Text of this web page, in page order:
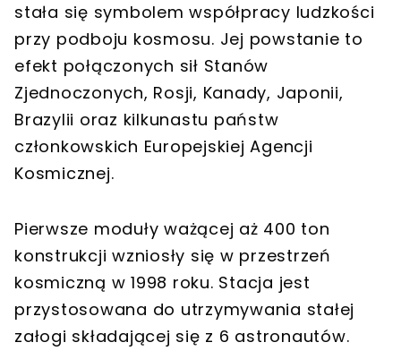
stała się symbolem współpracy ludzkości
przy podboju kosmosu. Jej powstanie to
efekt połączonych sił Stanów
Zjednoczonych, Rosji, Kanady, Japonii,
Brazylii oraz kilkunastu państw
członkowskich Europejskiej Agencji
Kosmicznej.
Pierwsze moduły ważącej aż 400 ton
konstrukcji wzniosły się w przestrzeń
kosmiczną w 1998 roku. Stacja jest
przystosowana do utrzymywania stałej
załogi składającej się z 6 astronautów.